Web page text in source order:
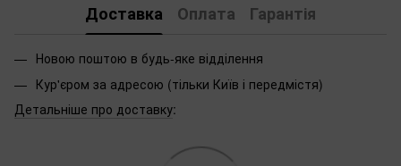
Доставка Оплата Гарантія
Новою поштою в будь-яке відділення
Кур'єром за адресою (тільки Київ і передмістя)
Детальніше про доставку: